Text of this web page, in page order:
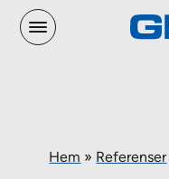
Hem » Referenser